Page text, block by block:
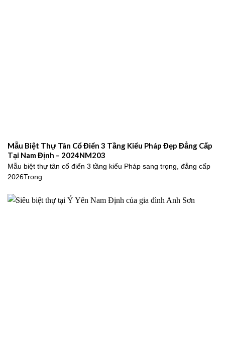
Mẫu Biệt Thự Tân Cổ Điển 3 Tầng Kiểu Pháp Đẹp Đẳng Cấp
Tại Nam Định – 2024NM203
Mẫu biệt thự tân cổ điển 3 tầng kiểu Pháp sang trọng, đẳng cấp
2026Trong